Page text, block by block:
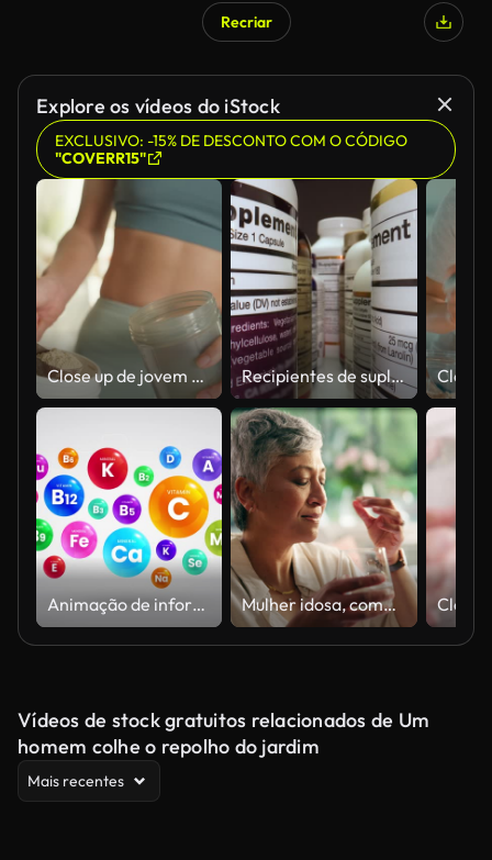
Recriar
Explore os vídeos do iStock
EXCLUSIVO: -15% DE DESCONTO COM O CÓDIGO
"COVERR15"
Close up de jovem mulher atlética asiática preparando shake de proteína em casa. Dieta e alimentação saudável. Recipientes de suplementos alimentares. Latas de plástico branco para comprimidos.
Animação de informações sobre vitaminas e minerais Mulher idosa, comprimidos e água da bebida na casa para suplementos, prescrição e doença crônica. Pessoa sênior, sorriso ou pensamento com comprimido medicinal, rotina diária e benefícios de bem-estar da recuperação
Vídeos de stock gratuitos relacionados de Um
homem colhe o repolho do jardim
Mais recentes